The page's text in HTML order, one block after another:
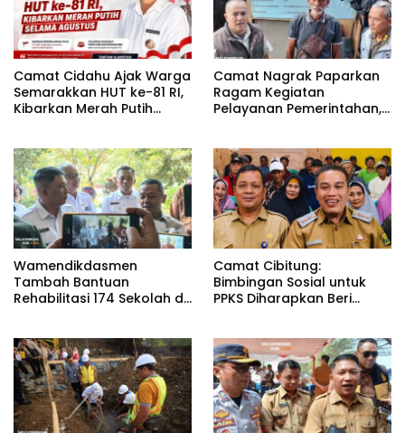
Camat Cidahu Ajak Warga
Semarakkan HUT ke-81 RI,
Kibarkan Merah Putih
Camat Nagrak Paparkan
Ragam Kegiatan
Pelayanan Pemerintahan,
Wamendikdasmen
Tambah Bantuan
Rehabilitasi 174 Sekolah di
Pendidikan
Camat Cibitung:
Bimbingan Sosial untuk
PPKS Diharapkan Beri